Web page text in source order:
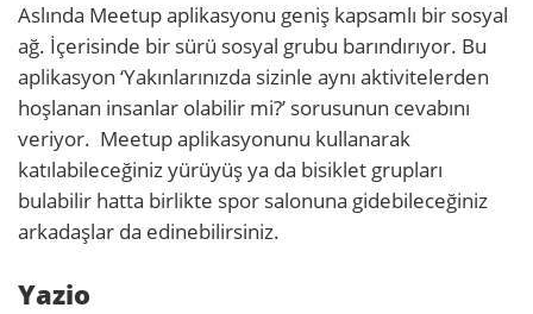
Aslında Meetup aplikasyonu geniş kapsamlı bir sosyal
ağ. İçerisinde bir sürü sosyal grubu barındırıyor. Bu
aplikasyon ‘Yakınlarınızda sizinle aynı aktivitelerden
hoşlanan insanlar olabilir mi?’ sorusunun cevabını
veriyor. Meetup aplikasyonunu kullanarak
katılabileceğiniz yürüyüş ya da bisiklet grupları
bulabilir hatta birlikte spor salonuna gidebileceğiniz
arkadaşlar da edinebilirsiniz.
Yazio